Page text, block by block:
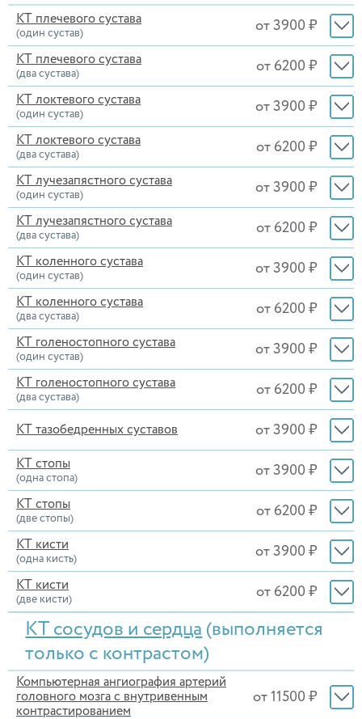
КТ плечевого сустава
(один сустав) от 3900 ₽
КТ плечевого сустава
(два сустава) от 6200 ₽
КТ локтевого сустава
(один сустав) от 3900 ₽
КТ локтевого сустава
(два сустава) от 6200 ₽
КТ лучезапястного сустава
(один сустав) от 3900 ₽
КТ лучезапястного сустава
(два сустава) от 6200 ₽
КТ коленного сустава
(один сустав) от 3900 ₽
КТ коленного сустава
(два сустава) от 6200 ₽
КТ голеностопного сустава
(один сустав) от 3900 ₽
КТ голеностопного сустава
(два сустава) от 6200 ₽
КТ тазобедренных суставов от 3900 ₽
КТ стопы
(одна стопа) от 3900 ₽
КТ стопы
(две стопы) от 6200 ₽
КТ кисти
(одна кисть) от 3900 ₽
КТ кисти
(две кисти) от 6200 ₽
КТ сосудов и сердца (выполняется
только с контрастом)
Компьютерная ангиография артерий
головного мозга с внутривенным
контрастированием
от 11500 ₽